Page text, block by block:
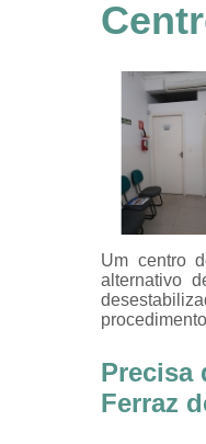
Um centro
alternativo
Precisa
Ferraz